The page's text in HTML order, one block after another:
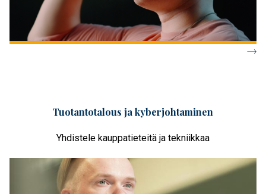
Tuotantotalous ja kyberjohtaminen
Yhdistele kauppatieteitä ja tekniikkaa